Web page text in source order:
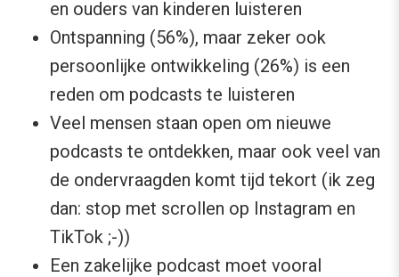
en ouders van kinderen luisteren
Ontspanning (56%), maar zeker ook
persoonlijke ontwikkeling (26%) is een
reden om podcasts te luisteren
Veel mensen staan open om nieuwe
podcasts te ontdekken, maar ook veel van
de ondervraagden komt tijd tekort (ik zeg
dan: stop met scrollen op Instagram en
TikTok ;-))
Een zakelijke podcast moet vooral